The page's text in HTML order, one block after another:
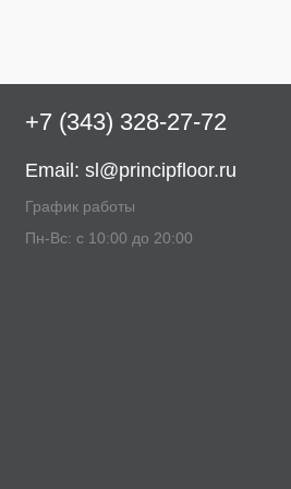
+7 (343) 328-27-72
Email: sl@principfloor.ru
График работы
Пн-Вс: с 10:00 до 20:00